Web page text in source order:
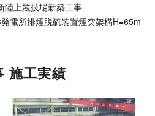
陸上競技場新築工事
電所排煙脱硫装置煙突架構H=65m
施工実績